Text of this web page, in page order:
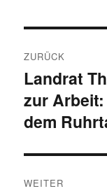
ZURÜCK
Vorheriger
Beitrag:
Landrat
zur
dem
WEITER